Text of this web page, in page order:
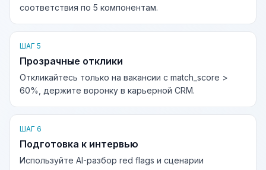
соответствия по 5 компонентам.
ШАГ 5
Прозрачные отклики
Откликайтесь только на вакансии с match_score >
60%, держите воронку в карьерной CRM.
ШАГ 6
Подготовка к интервью
Используйте AI-разбор red flags и сценарии